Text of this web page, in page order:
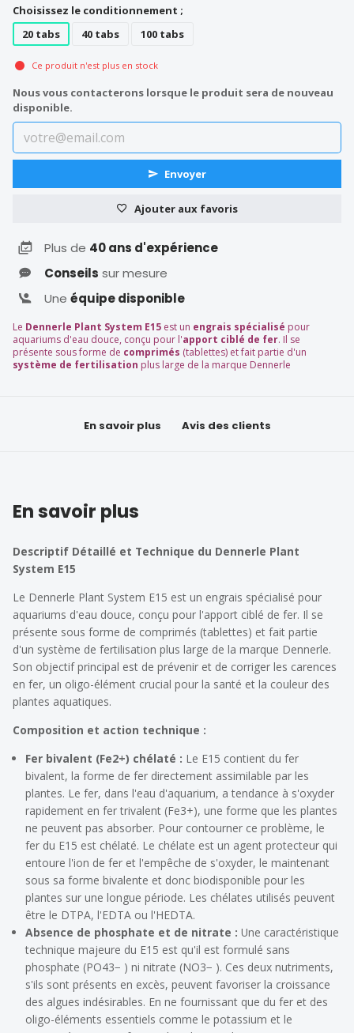
Choisissez le conditionnement ;
20 tabs
40 tabs 100 tabs
Ce produit n'est plus en stock
Nous vous contacterons lorsque le produit sera de nouveau
disponible.
Envoyer
Ajouter aux favoris
Plus de 40 ans d'expérience
Conseils sur mesure
Une équipe disponible
Le Dennerle Plant System E15 est un engrais spécialisé pour
aquariums d'eau douce, conçu pour l'apport ciblé de fer. Il se
présente sous forme de comprimés (tablettes) et fait partie d'un
système de fertilisation plus large de la marque Dennerle
En savoir plus Avis des clients
En savoir plus
Descriptif Détaillé et Technique du Dennerle Plant
System E15
Le Dennerle Plant System E15 est un engrais spécialisé pour
aquariums d'eau douce, conçu pour l'apport ciblé de fer. Il se
présente sous forme de comprimés (tablettes) et fait partie
d'un système de fertilisation plus large de la marque Dennerle.
Son objectif principal est de prévenir et de corriger les carences
en fer, un oligo-élément crucial pour la santé et la couleur des
plantes aquatiques.
Composition et action technique :
Fer bivalent (Fe2+) chélaté : Le E15 contient du fer
bivalent, la forme de fer directement assimilable par les
plantes. Le fer, dans l'eau d'aquarium, a tendance à s'oxyder
rapidement en fer trivalent (Fe3+), une forme que les plantes
ne peuvent pas absorber. Pour contourner ce problème, le
fer du E15 est chélaté. Le chélate est un agent protecteur qui
entoure l'ion de fer et l'empêche de s'oxyder, le maintenant
sous sa forme bivalente et donc biodisponible pour les
plantes sur une longue période. Les chélates utilisés peuvent
être le DTPA, l'EDTA ou l'HEDTA.
Absence de phosphate et de nitrate : Une caractéristique
technique majeure du E15 est qu'il est formulé sans
phosphate (PO43− ) ni nitrate (NO3− ). Ces deux nutriments,
s'ils sont présents en excès, peuvent favoriser la croissance
des algues indésirables. En ne fournissant que du fer et des
oligo-éléments essentiels comme le potassium et le